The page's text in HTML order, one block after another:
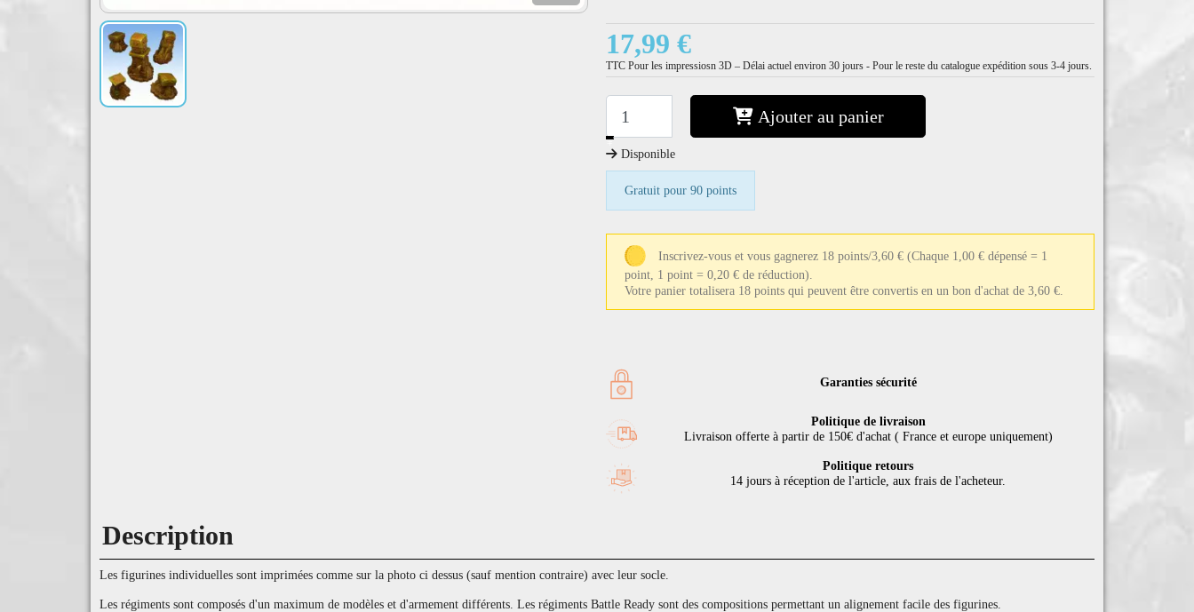
17,99 €
TTC Pour les impressiosn 3D – Délai actuel environ 30 jours - Pour le reste du catalogue expédition sous 3-4 jours.
−
Ajouter au panier
Disponible
Gratuit pour 90 points
Inscrivez-vous et vous gagnerez 18 points/3,60 € (Chaque 1,00 € dépensé = 1
point, 1 point = 0,20 € de réduction).
Votre panier totalisera 18 points qui peuvent être convertis en un bon d'achat de 3,60 €.
Garanties sécurité
Politique de livraison
Livraison offerte à partir de 150€ d'achat ( France et europe uniquement)
Politique retours
14 jours à réception de l'article, aux frais de l'acheteur.
Description
Les figurines individuelles sont imprimées comme sur la photo ci dessus (sauf mention contraire) avec leur socle.
Les régiments sont composés d'un maximum de modèles et d'armement différents. Les régiments Battle Ready sont des compositions permettant un alignement facile des figurines.